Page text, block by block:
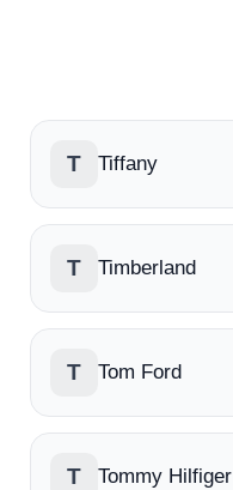
T Tiffany
T Timberland
T Tom Ford
T Tommy Hilfiger